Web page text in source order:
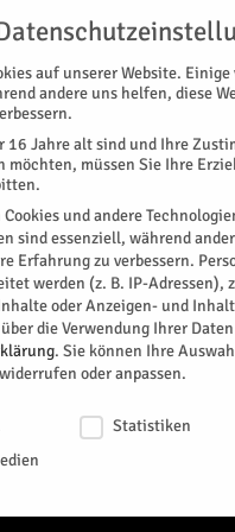
Ford als Fluchtfahrzeug?
als
meldet die Polizei, wurde
verübt. Jetzt
- Juni 13, 2026 123
auf unserer Website.
andere uns helfen, diese
16 Jahre alt sind und Ihre
möchten, müssen Sie Ihre
und andere
sind essenziell, während
Erfahrung zu verbessern.
werden (z. B. IP-Adressen),
oder Anzeigen- und
die Verwendung Ihrer
. Sie können Ihre
widerrufen oder anpassen.
Statistiken